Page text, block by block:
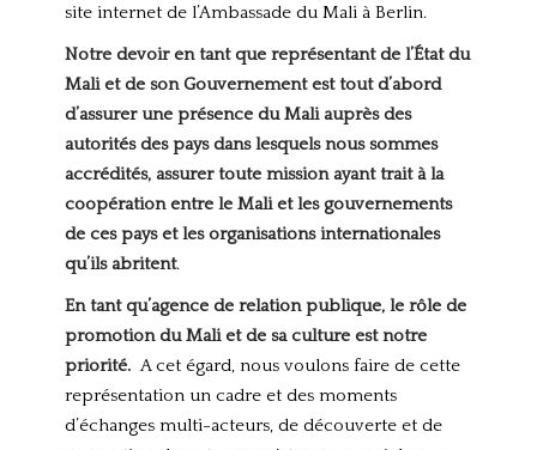
site internet de l’Ambassade du Mali à Berlin.
Notre devoir en tant que représentant de l’État du
Mali et de son Gouvernement est tout d’abord
d’assurer une présence du Mali auprès des
autorités des pays dans lesquels nous sommes
accrédités, assurer toute mission ayant trait à la
coopération entre le Mali et les gouvernements
de ces pays et les organisations internationales
qu’ils abritent.
En tant qu’agence de relation publique, le rôle de
promotion du Mali et de sa culture est notre
priorité. A cet égard, nous voulons faire de cette
représentation un cadre et des moments
d’échanges multi-acteurs, de découverte et de